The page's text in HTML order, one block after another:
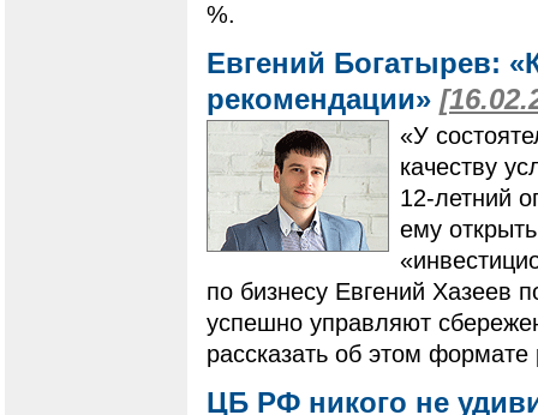
%.
Евгений Богатырев:
рекомендации»
«У
качеству
12-летний
ему
по бизнесу Евгений Хазеев
успешно управляют
рассказать об этом формате
ЦБ РФ никого не